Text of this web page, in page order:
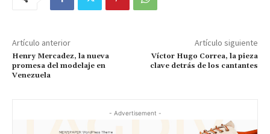
Artículo anterior
Henry Mercadez, la nueva
promesa del modelaje en
Venezuela
Artículo siguiente
Víctor Hugo Correa, la pieza
clave detrás de los cantantes
- Advertisement -